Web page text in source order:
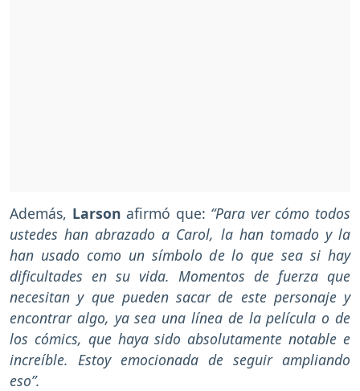
Además, Larson afirmó que: “Para ver cómo todos
ustedes han abrazado a Carol, la han tomado y la
han usado como un símbolo de lo que sea si hay
dificultades en su vida. Momentos de fuerza que
necesitan y que pueden sacar de este personaje y
encontrar algo, ya sea una línea de la película o de
los cómics, que haya sido absolutamente notable e
increíble. Estoy emocionada de seguir ampliando
eso”.